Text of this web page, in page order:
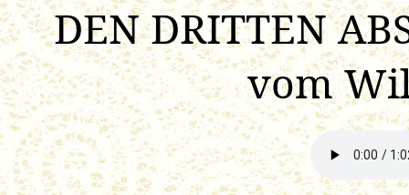
DEN DRITTEN
vom